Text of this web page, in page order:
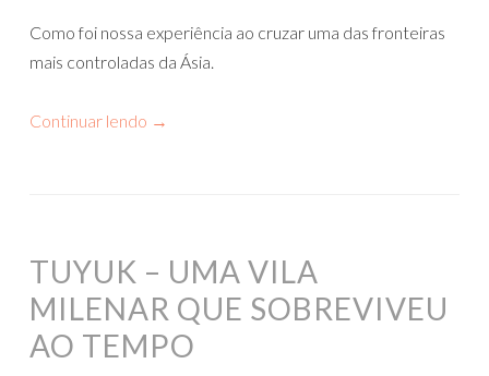
Como foi nossa experiência ao cruzar uma das fronteiras
mais controladas da Ásia.
Continuar lendo →
TUYUK – UMA VILA
MILENAR QUE SOBREVIVEU
AO TEMPO